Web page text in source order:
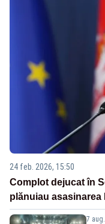
24 feb. 2026, 15:50
Complot dejucat în
plănuiau asasinarea
7